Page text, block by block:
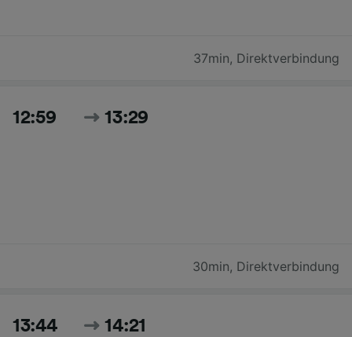
37min, Direktverbindung
12:59 13:29
30min, Direktverbindung
13:44 14:21